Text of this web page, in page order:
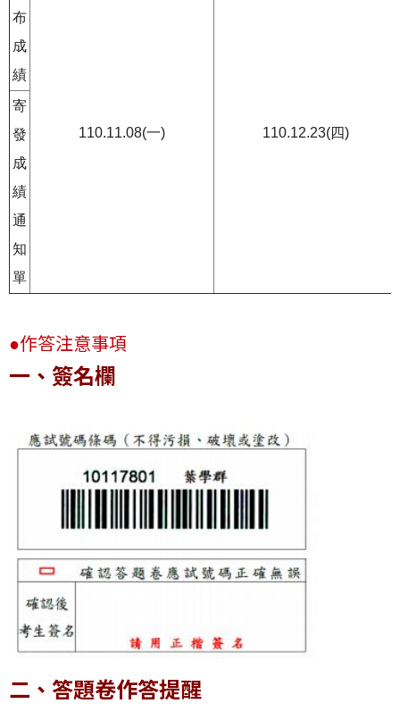
布
成
績
110.11.08(一) 110.12.23(四)
寄
發
成
績
通
知
單
●作答注意事項
一、簽名欄
二、答題卷作答提醒